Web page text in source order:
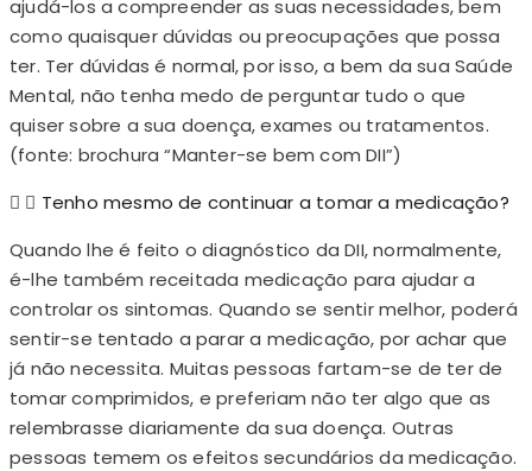
ajudá-los a compreender as suas necessidades, bem
como quaisquer dúvidas ou preocupações que possa
ter. Ter dúvidas é normal, por isso, a bem da sua Saúde
Mental, não tenha medo de perguntar tudo o que
quiser sobre a sua doença, exames ou tratamentos.
(fonte: brochura “Manter-se bem com DII”)
Tenho mesmo de continuar a tomar a medicação?
Quando lhe é feito o diagnóstico da DII, normalmente,
é-lhe também receitada medicação para ajudar a
controlar os sintomas. Quando se sentir melhor, poderá
sentir-se tentado a parar a medicação, por achar que
já não necessita. Muitas pessoas fartam-se de ter de
tomar comprimidos, e preferiam não ter algo que as
relembrasse diariamente da sua doença. Outras
pessoas temem os efeitos secundários da medicação.